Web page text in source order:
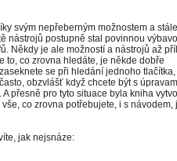
svým nepřeberným možnostem a
nástrojů postupně stal povinnou
Někdy je ale možností a nástrojů až
to, co zrovna hledáte, je někde dobře
se při hledání jednoho tlačítka,
obzvlášť když chcete být s
přesně pro tyto situace byla kniha
co zrovna potřebujete, i s
jak nejsnáze: